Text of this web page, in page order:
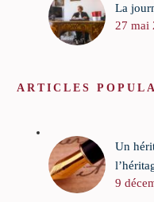
La
27 mai
ARTICLES
Un
9